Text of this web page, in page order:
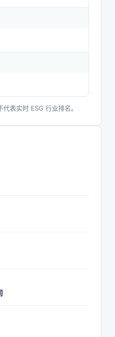
产业化。基于公司独有
Platform as a
目前公司主营业务的应
汽车电子、计算机及周
等，主要客户包括芯片
大型互联网公司、云服
表实时 ESG 行业排名。